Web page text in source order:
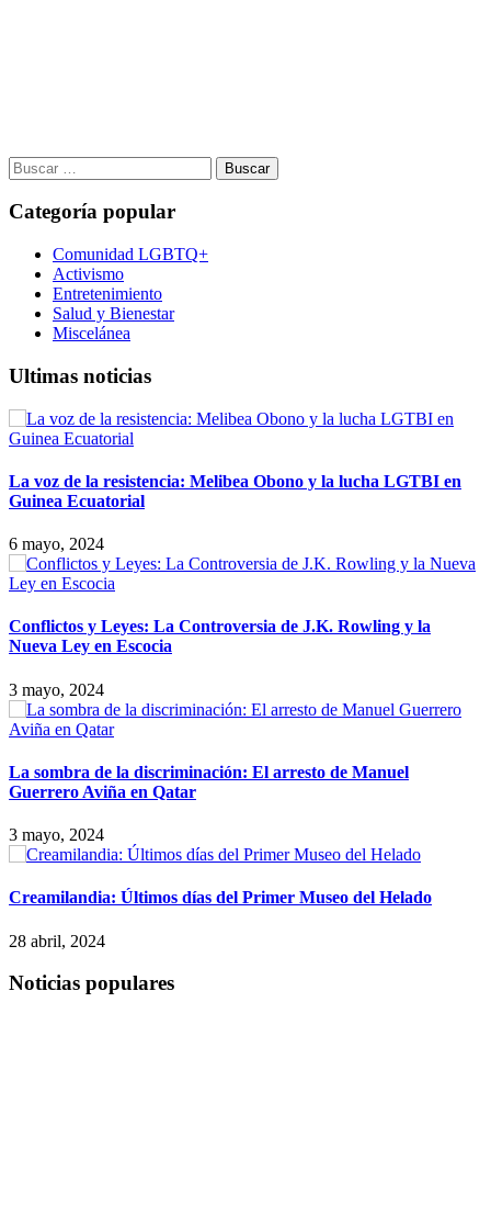
Buscar:
Categoría popular
Comunidad LGBTQ+
Activismo
Entretenimiento
Salud y Bienestar
Miscelánea
Ultimas noticias
La voz de la resistencia: Melibea Obono y la lucha LGTBI en
Guinea Ecuatorial
6 mayo, 2024
Conflictos y Leyes: La Controversia de J.K. Rowling y la
Nueva Ley en Escocia
3 mayo, 2024
La sombra de la discriminación: El arresto de Manuel
Guerrero Aviña en Qatar
3 mayo, 2024
Creamilandia: Últimos días del Primer Museo del Helado
28 abril, 2024
Noticias populares